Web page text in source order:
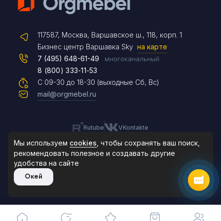
117587, Москва, Варшавское ш., 118, корп. 1
Бизнес центр Варшавка Sky на карте
С 09-30 до 18-30 (выходные Сб, Вс)
7 (495) 648-61-49 многоканальный
8 (800) 333-11-53
mail@orgmebel.ru
Rutube VKontakte
Продажа офисной мебели.
Все права защищены.
Telegram
Max
Чат на сайте
8 (495) 183-47-87
По будням с 09:30 до 18:30
Мы используем cookies , чтобы сохранять ваш поиск,
рекомендовать полезное и создавать другие
удобства на сайте
Окей